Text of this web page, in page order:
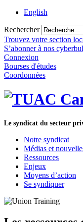
English
Rechercher
Trouvez votre section
S’abonner à nos
Connexion
Bourses d'études
Coordonnées
Le syndicat du secteur
Notre syndicat
Médias et
Ressources
Enjeux
Moyens d’action
Se syndiquer